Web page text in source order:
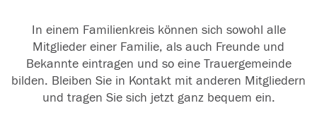
In einem Familienkreis können sich sowohl alle
Mitglieder einer Familie, als auch Freunde und
Bekannte eintragen und so eine Trauergemeinde
bilden. Bleiben Sie in Kontakt mit anderen Mitgliedern
und tragen Sie sich jetzt ganz bequem ein.